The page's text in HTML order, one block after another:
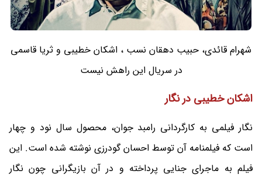
شهرام قائدی، حبیب دهقان نسب ، اشکان خطیبی و ثریا قاسمی
در سریال این راهش نیست
اشکان خطیبی در نگار
نگار فیلمی به کارگردانی رامبد جوان، محصول سال نود و چهار
است که فیلمنامه آن توسط احسان گودرزی نوشته شده است. این
فیلم به ماجرای جنایی پرداخته و در آن بازیگرانی چون نگار